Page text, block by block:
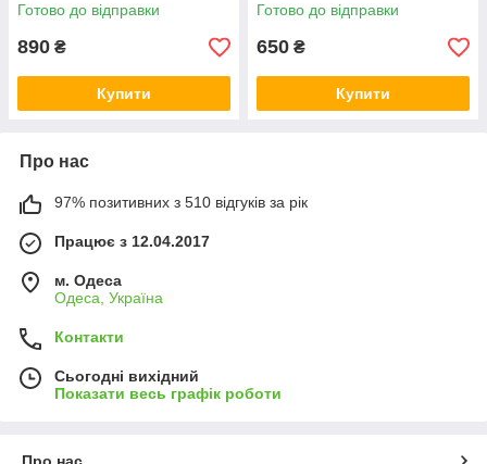
Готово до відправки
890 ₴
Купити
Готово до відправки
650 ₴
Купити
Про нас
97% позитивних з 510 відгуків за рік
Працює з 12.04.2017
м. Одеса
Одеса, Україна
Контакти
Сьогодні вихідний
Показати весь графік роботи